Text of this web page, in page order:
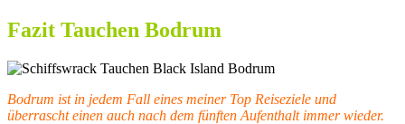
Fazit Tauchen Bodrum
Bodrum ist in jedem Fall eines meiner Top Reiseziele und
überrascht einen auch nach dem fünften Aufenthalt immer wieder.